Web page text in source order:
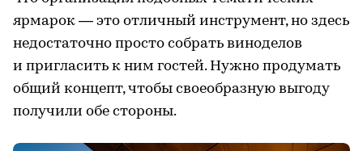
ярмарок — это отличный инструмент, но здесь
недостаточно просто собрать виноделов
и пригласить к ним гостей. Нужно продумать
общий концепт, чтобы своеобразную выгоду
получили обе стороны.